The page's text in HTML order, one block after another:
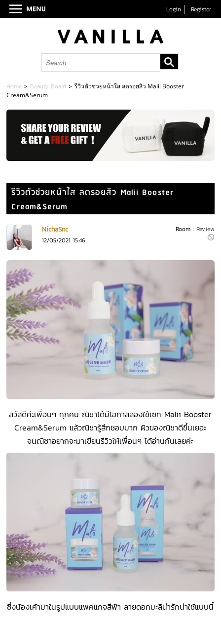
Login Register
Home > Beauty Board >รีวิวตัวช่วยหน้าใส ลดรอยสิว Malii Booster
Cream&Serum
รีวิวตัวช่วยหน้าใส ลดรอยสิว Malii Booster
Cream&Serum
Room : Review
NichaSnc
12/05/2021 15:46
สวัสดีค่ะเพื่อนๆ ทุกคน ณิชาได้มีโอกาสลองใช้เซท Malii Booster
Cream&Serum แล้วณิชารู้สึกชอบมาก ผิวของณิชาดีขึ้นเยอะ
จนณิชาอยากจะมาเขียนรีวิวให้เพื่อนๆ ได้อ่านกันเลยค่ะ
ซึ่งน้องเค้ามาในรูปแบบแพคแกจสีฟ้า ลายดอกมะลิน่ารักน่าใช้แบบนี้